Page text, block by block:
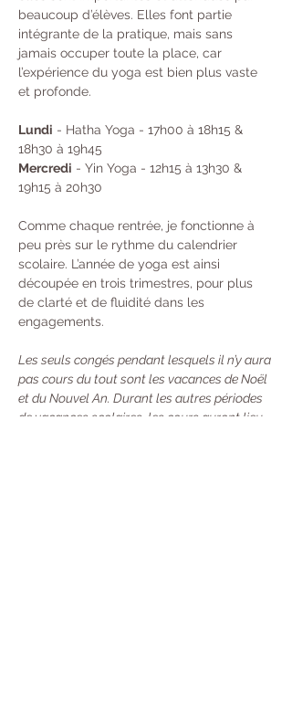
beaucoup d’élèves. Elles font partie
intégrante de la pratique, mais sans
jamais occuper toute la place, car
l’expérience du yoga est bien plus vaste
et profonde.
Lundi - Hatha Yoga - 17h00 à 18h15 &
18h30 à 19h45
Mercredi - Yin Yoga - 12h15 à 13h30 &
19h15 à 20h30
Comme chaque rentrée, je fonctionne à
peu près sur le rythme du calendrier
scolaire. L’année de yoga est ainsi
découpée en trois trimestres, pour plus
de clarté et de fluidité dans les
engagements.
Les seuls congés pendant lesquels il n’y aura
pas cours du tout sont les vacances de Noël
et du Nouvel An. Durant les autres périodes
de vacances scolaires, les cours auront lieu